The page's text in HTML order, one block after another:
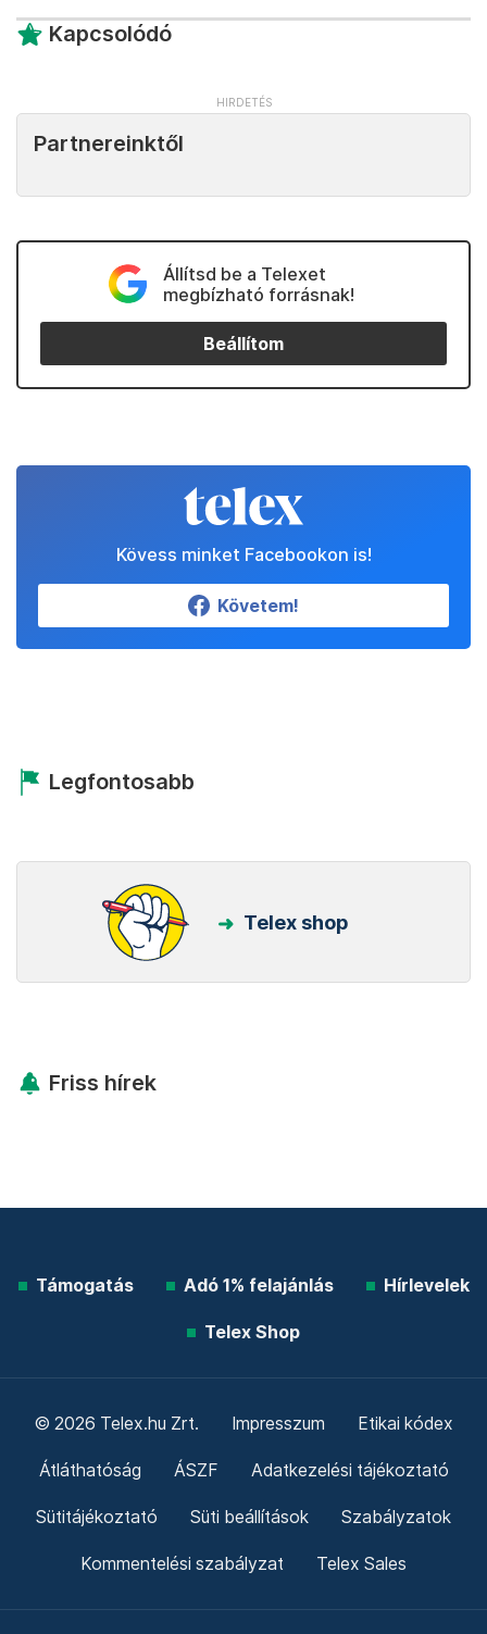
érzésnek tartja, hogy megválhatott a hivatalától,
viszont továbbra is egy politikával foglalkozó
után pedig nem meglepő, hogy nem tud elszakadni
Állítsd be a Telexet
megbízható forrásnak!
Beállítom
Kövess minket Facebookon is!
Követem!
Legfontosabb